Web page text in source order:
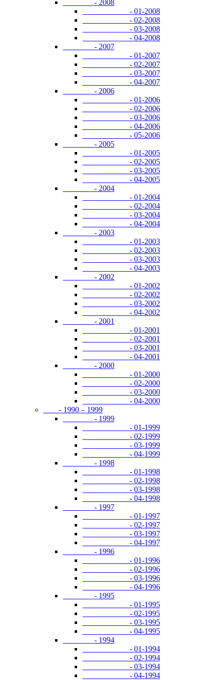
- 2008
- 01-2008
- 02-2008
- 03-2008
- 04-2008
- 2007
- 01-2007
- 02-2007
- 03-2007
- 04-2007
- 2006
- 01-2006
- 02-2006
- 03-2006
- 04-2006
- 05-2006
- 2005
- 01-2005
- 02-2005
- 03-2005
- 04-2005
- 2004
- 01-2004
- 02-2004
- 03-2004
- 04-2004
- 2003
- 01-2003
- 02-2003
- 03-2003
- 04-2003
- 2002
- 01-2002
- 02-2002
- 03-2002
- 04-2002
- 2001
- 01-2001
- 02-2001
- 03-2001
- 04-2001
- 2000
- 01-2000
- 02-2000
- 03-2000
- 04-2000
- 1990 – 1999
- 1999
- 01-1999
- 02-1999
- 03-1999
- 04-1999
- 1998
- 01-1998
- 02-1998
- 03-1998
- 04-1998
- 1997
- 01-1997
- 02-1997
- 03-1997
- 04-1997
- 1996
- 01-1996
- 02-1996
- 03-1996
- 04-1996
- 1995
- 01-1995
- 02-1995
- 03-1995
- 04-1995
- 1994
- 01-1994
- 02-1994
- 03-1994
- 04-1994